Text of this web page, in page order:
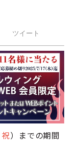
ツイート
）までの期間